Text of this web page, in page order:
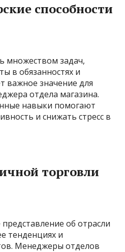
способности
множеством задач,
в обязанностях и
важное значение для
отдела магазина.
навыки помогают
и снижать стресс в
торговли
об отрасли
тенденциях и
Менеджеры отделов